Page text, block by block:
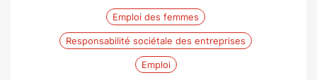
Emploi des femmes
Responsabilité sociétale des entreprises
Emploi